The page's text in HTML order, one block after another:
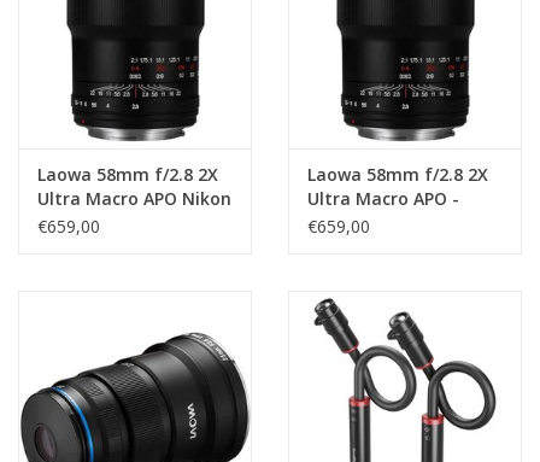
Laowa 58mm f/2.8 2X
Ultra Macro APO Nikon
Z
€659,00
Laowa 58mm f/2.8 2X
Ultra Macro APO -
Sony E
€659,00